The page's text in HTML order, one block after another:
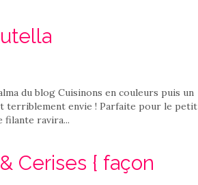
du blog Cuisinons en couleurs puis un
terriblement envie ! Parfaite pour le petit
filante ravira...
Cerises { façon